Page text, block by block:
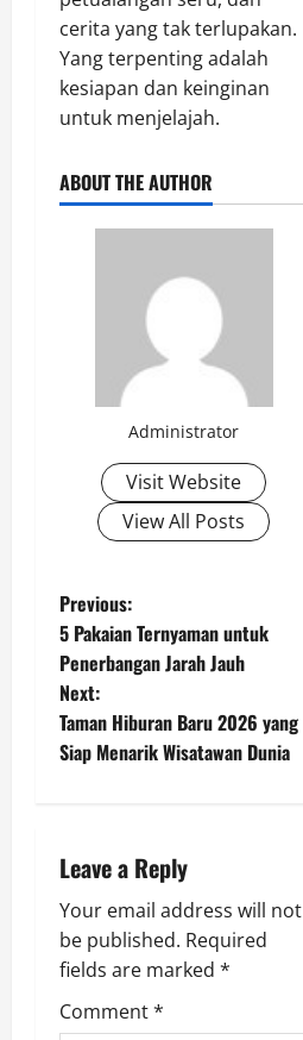
cerita yang tak terlupakan.
Yang terpenting adalah
kesiapan dan keinginan
untuk menjelajah.
ABOUT THE AUTHOR
Administrator
Visit Website
View All Posts
P
o
s
t
a
v
i
g
Previous:
5 Pakaian Ternyaman untuk
Penerbangan Jarah Jauh
Next:
Taman Hiburan Baru 2026 yang
Siap Menarik Wisatawan Dunia
Leave a Reply
Your email address will not
be published. Required
fields are marked *
Comment*